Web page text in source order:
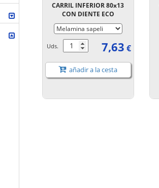
CARRIL INFERIOR 80x13
CON DIENTE ECO
Uds. 7,63 €
añadir a la cesta